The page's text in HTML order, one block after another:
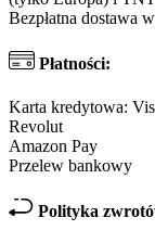
Bezpłatna dostawa
Płatności:
Karta kredytowa:
Revolut
Amazon Pay
Przelew bankowy
Polityka